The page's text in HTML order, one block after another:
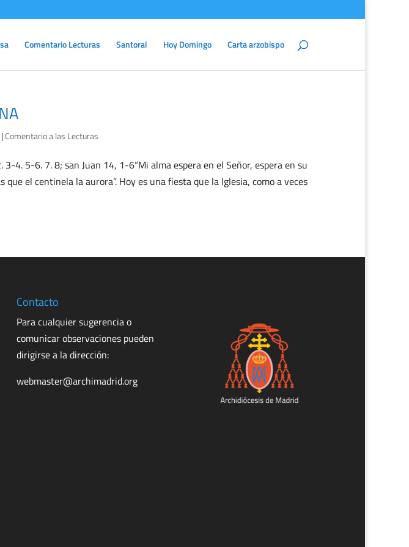
Comentario Lecturas Santoral Hoy Domingo Carta arzobispo
Comentario a las Lecturas
4. 5-6. 7. 8; san Juan 14, 1-6“Mi alma espera en el Señor, espera en su
que el centinela la aurora”. Hoy es una fiesta que la Iglesia, como a veces
Contacto
Para cualquier sugerencia o
comunicar observaciones pueden
dirigirse a la dirección:
webmaster@archimadrid.org